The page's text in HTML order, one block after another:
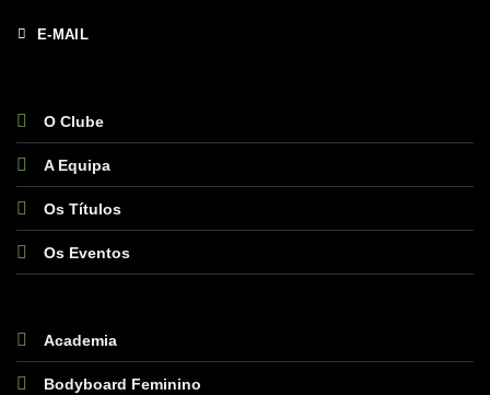
E-MAIL
O Clube
A Equipa
Os Títulos
Os Eventos
Academia
Bodyboard Feminino